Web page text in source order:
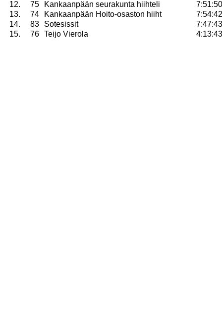
12.
75 Kankaanpään seurakunta hiihteli
7:51:50
13.
74 Kankaanpään Hoito-osaston hiiht
7:54:42
14.
83 Sotesissit
7:47:43
15.
76 Teijo Vierola 4:13:43